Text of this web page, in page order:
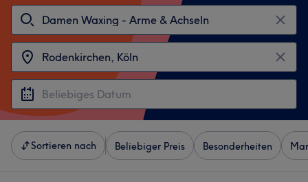
Sortieren nach Beliebiger Preis Besonderheiten